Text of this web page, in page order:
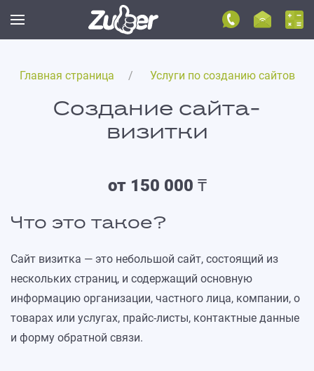
Главная страница Услуги по созданию сайтов
Создание сайта-
визитки
от 150 000 ₸
Что это такое?
Сайт визитка — это небольшой сайт, состоящий из
нескольких страниц, и содержащий основную
информацию организации, частного лица, компании, о
товарах или услугах, прайс-листы, контактные данные
и форму обратной связи.